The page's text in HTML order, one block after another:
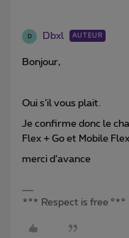
D Dbxl AUTEUR
Bonjour,
Oui s’il vous plait.
Je confirme donc le
Flex + Go et Mobile
merci d’avance
*°* Respect is free °*°